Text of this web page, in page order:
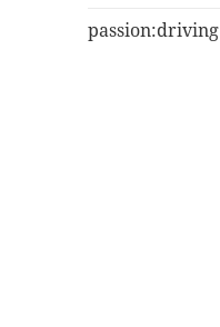
passion:driving